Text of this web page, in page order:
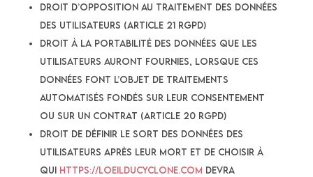
droit d’opposition au traitement des données
des Utilisateurs (article 21 RGPD)
droit à la portabilité des données que les
Utilisateurs auront fournies, lorsque ces
données font l’objet de traitements
automatisés fondés sur leur consentement
ou sur un contrat (article 20 RGPD)
droit de définir le sort des données des
Utilisateurs après leur mort et de choisir à
qui https://loeilducyclone.com devra